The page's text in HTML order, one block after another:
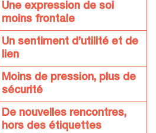
Une expression de soi
moins frontale
Un sentiment d’utilité et de
lien
Moins de pression, plus de
sécurité
De nouvelles rencontres,
hors des étiquettes